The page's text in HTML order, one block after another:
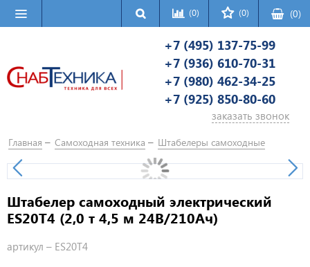
(0) (0) (0)
+7 (495) 137-75-99
+7 (936) 610-70-31
+7 (980) 462-34-25
+7 (925) 850-80-60
заказать звонок
Главная Самоходная техника Штабелеры самоходные
Штабелер самоходный электрический
ES20T4 (2,0 т 4,5 м 24В/210Ач)
артикул – ES20T4